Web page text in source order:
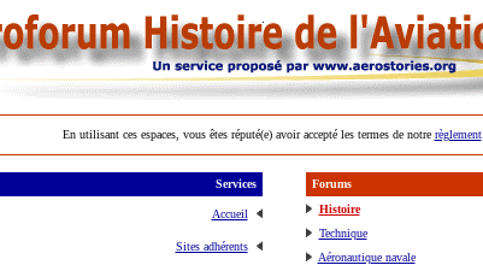
En utilisant ces espaces, vous êtes réputé(e) avoir accepté les termes de notre règlement.
Services
Accueil
Sites adhérents
Forums
Histoire
Technique
Aéronautique navale